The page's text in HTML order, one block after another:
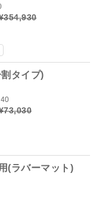
タイプ)
(ラバーマット)